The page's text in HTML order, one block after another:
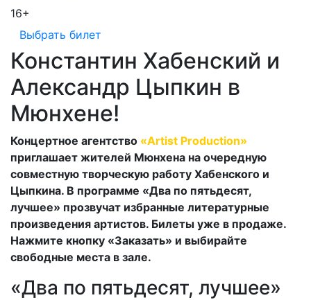
16+
Выбрать билет
Константин Хабенский и
Александр Цыпкин в
Мюнхене!
Концертное агентство «Artist Production»
приглашает жителей Мюнхена на очередную
совместную творческую работу Хабенского и
Цыпкина. В программе «Два по пятьдесят,
лучшее» прозвучат избранные литературные
произведения артистов. Билеты уже в продаже.
Нажмите кнопку «Заказать» и выбирайте
свободные места в зале.
«Два по пятьдесят, лучшее»